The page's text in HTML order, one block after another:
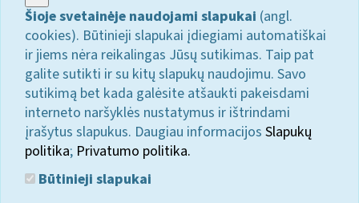
Šioje svetainėje naudojami slapukai (angl.
cookies). Būtinieji slapukai įdiegiami automatiškai
ir jiems nėra reikalingas Jūsų sutikimas. Taip pat
galite sutikti ir su kitų slapukų naudojimu. Savo
sutikimą bet kada galėsite atšaukti pakeisdami
interneto naršyklės nustatymus ir ištrindami
įrašytus slapukus. Daugiau informacijos Slapukų
politika; Privatumo politika.
Būtinieji slapukai